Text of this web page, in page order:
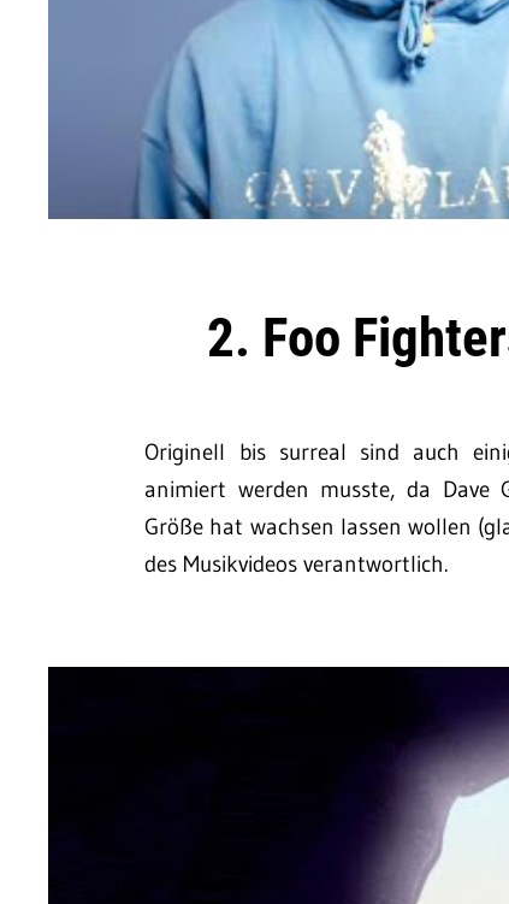
2. Foo
Originell bis surreal sind auch
animiert werden musste, da
Größe hat wachsen lassen wollen
des Musikvideos verantwortlich.